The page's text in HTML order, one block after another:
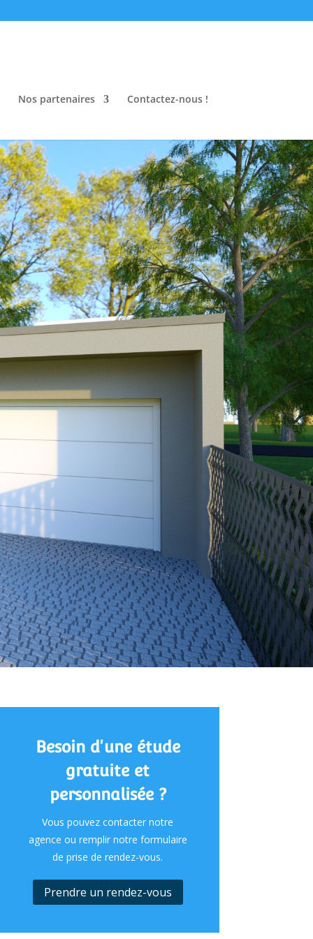
Nos partenaires Contactez-nous !
Besoin d'une étude
gratuite et
personnalisée ?
Vous pouvez contacter notre
agence ou remplir notre formulaire
de prise de rendez-vous.
Prendre un rendez-vous